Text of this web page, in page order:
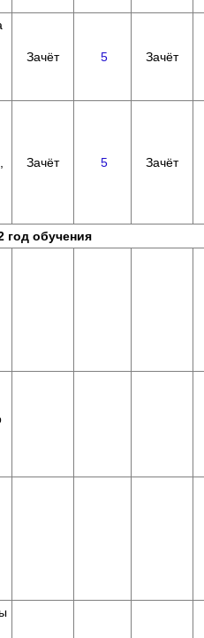
Зачёт 5 Зачёт
Зачёт 5 Зачёт
год обучения